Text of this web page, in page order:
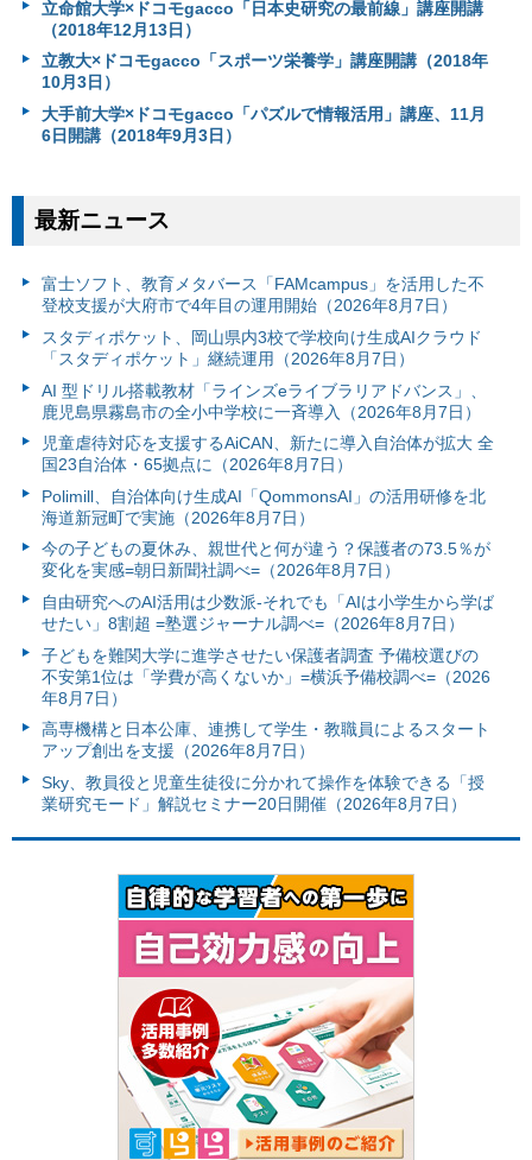
立命館大学×ドコモgacco「日本史研究の最前線」講座開講
（2018年12月13日）
立教大×ドコモgacco「スポーツ栄養学」講座開講（2018年
10月3日）
大手前大学×ドコモgacco「パズルで情報活用」講座、11月
6日開講（2018年9月3日）
最新ニュース
富⼠ソフト、教育メタバース「FAMcampus」を活用した不
登校支援が大府市で4年目の運用開始（2026年8月7日）
スタディポケット、岡山県内3校で学校向け生成AIクラウド
「スタディポケット」継続運用（2026年8月7日）
AI 型ドリル搭載教材「ラインズeライブラリアドバンス」、
鹿児島県霧島市の全小中学校に一斉導入（2026年8月7日）
児童虐待対応を支援するAiCAN、新たに導入自治体が拡大 全
国23自治体・65拠点に（2026年8月7日）
Polimill、自治体向け生成AI「QommonsAI」の活用研修を北
海道新冠町で実施（2026年8月7日）
今の子どもの夏休み、親世代と何が違う？保護者の73.5％が
変化を実感=朝日新聞社調べ=（2026年8月7日）
自由研究へのAI活用は少数派-それでも「AIは小学生から学ば
せたい」8割超 =塾選ジャーナル調べ=（2026年8月7日）
子どもを難関大学に進学させたい保護者調査 予備校選びの
不安第1位は「学費が高くないか」=横浜予備校調べ=（2026
年8月7日）
高専機構と日本公庫、連携して学生・教職員によるスタート
アップ創出を支援（2026年8月7日）
Sky、教員役と児童生徒役に分かれて操作を体験できる「授
業研究モード」解説セミナー20日開催（2026年8月7日）